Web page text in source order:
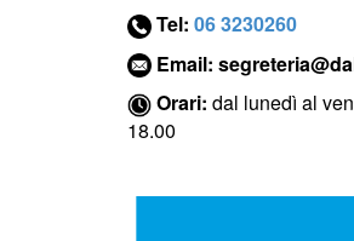
Tel: 06 3230260
Email:
Orari: dal lunedì al
18.00